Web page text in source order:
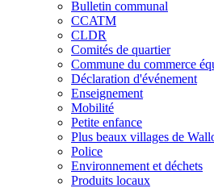
Bulletin communal
CCATM
CLDR
Comités de quartier
Commune du commerce
Déclaration d'événement
Enseignement
Mobilité
Petite enfance
Plus beaux villages de
Police
Environnement et déchets
Produits locaux